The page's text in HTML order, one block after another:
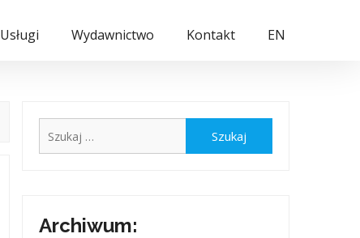
Usługi Wydawnictwo Kontakt EN
Archiwum: